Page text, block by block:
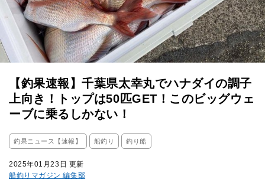
【釣果速報】千葉県太幸丸でハナダイの調子
上向き！トップは50匹GET！このビッグウェ
ーブに乗るしかない！
釣果ニュース【速報】 船釣り 釣り船
2025年01月23日 更新
船釣りマガジン 編集部